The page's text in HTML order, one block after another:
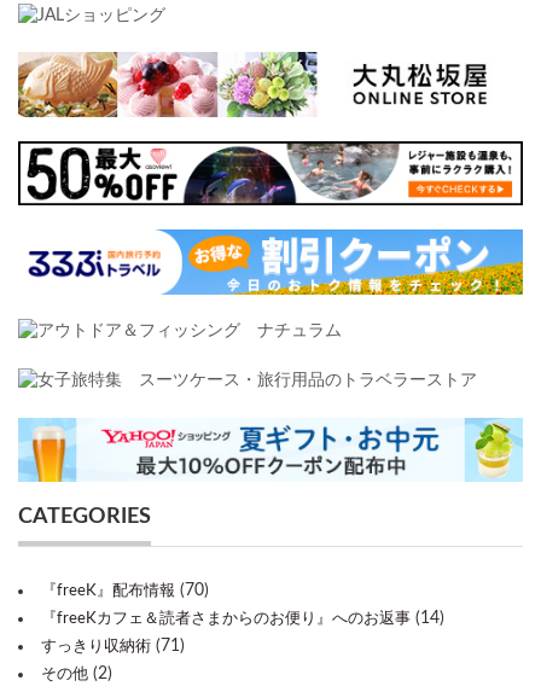
CATEGORIES
『freeK』配布情報 (70)
『freeKカフェ＆読者さまからのお便り』へのお返事 (14)
すっきり収納術 (71)
その他 (2)